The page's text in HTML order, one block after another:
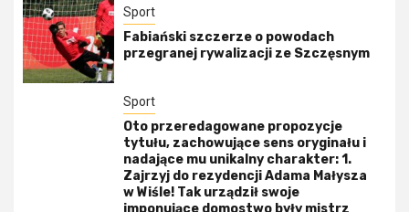
Sport
Fabiański szczerze o powodach
przegranej rywalizacji ze Szczęsnym
Sport
Oto przeredagowane propozycje
tytułu, zachowujące sens oryginału i
nadające mu unikalny charakter: 1.
Zajrzyj do rezydencji Adama Małysza
w Wiśle! Tak urządził swoje
imponujące domostwo były mistrz